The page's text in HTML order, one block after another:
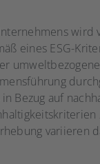
wird
eines ESG-
Bezug auf
variieren